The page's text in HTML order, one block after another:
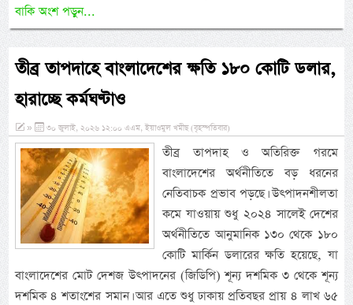
বাকি অংশ পড়ুন...
তীব্র তাপদাহে বাংলাদেশের ক্ষতি ১৮০ কোটি ডলার,
হারাচ্ছে কর্মঘণ্টাও
» ৩০ জুলাই, ২০২৬ ১২:০০ এএম, ইয়াওমুল খমীছ (বৃহস্পতিবার)
তীব্র তাপদাহ ও অতিরিক্ত গরমে
বাংলাদেশের অর্থনীতিতে বড় ধরনের
নেতিবাচক প্রভাব পড়ছে। উৎপাদনশীলতা
কমে যাওয়ায় শুধু ২০২৪ সালেই দেশের
অর্থনীতিতে আনুমানিক ১৩০ থেকে ১৮০
কোটি মার্কিন ডলারের ক্ষতি হয়েছে, যা
বাংলাদেশের মোট দেশজ উৎপাদনের (জিডিপি) শূন্য দশমিক ৩ থেকে শূন্য
দশমিক ৪ শতাংশের সমান। আর এতে শুধু ঢাকায় প্রতিবছর প্রায় ৪ লাখ ৬৫